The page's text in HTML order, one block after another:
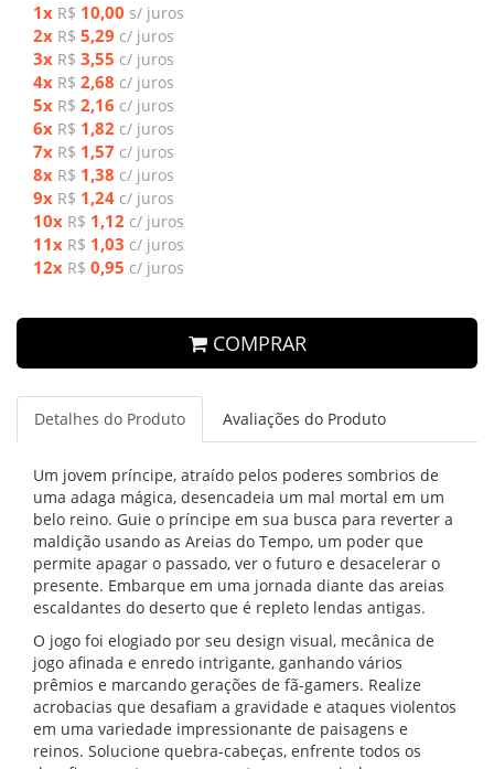
1x R$ 10,00 s/ juros
2x R$ 5,29 c/ juros
3x R$ 3,55 c/ juros
4x R$ 2,68 c/ juros
5x R$ 2,16 c/ juros
6x R$ 1,82 c/ juros
7x R$ 1,57 c/ juros
8x R$ 1,38 c/ juros
9x R$ 1,24 c/ juros
10x R$ 1,12 c/ juros
11x R$ 1,03 c/ juros
12x R$ 0,95 c/ juros
COMPRAR
Detalhes do Produto Avaliações do Produto
Um jovem príncipe, atraído pelos poderes sombrios de
uma adaga mágica, desencadeia um mal mortal em um
belo reino. Guie o príncipe em sua busca para reverter a
maldição usando as Areias do Tempo, um poder que
permite apagar o passado, ver o futuro e desacelerar o
presente. Embarque em uma jornada diante das areias
escaldantes do deserto que é repleto lendas antigas.
O jogo foi elogiado por seu design visual, mecânica de
jogo afinada e enredo intrigante, ganhando vários
prêmios e marcando gerações de fã-gamers. Realize
acrobacias que desafiam a gravidade e ataques violentos
em uma variedade impressionante de paisagens e
reinos. Solucione quebra-cabeças, enfrente todos os